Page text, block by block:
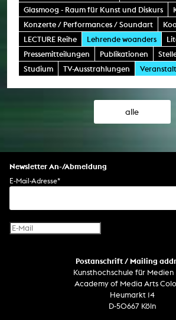
Glasmoog - Raum für Kunst und Diskurs
Konzerte / Performances / Soundart
LECTURE Reihe
Lehrende woanders
Pressemitteilungen
Publikationen
Studium
TV-Ausstrahlungen
alle
Newsletter An-/Abmeldung
E-Mail-Adresse*
Postanschrift / Mailing
Kunsthochschule für Medien
Academy of Media Arts
Heumarkt 14
D-50667 Köln